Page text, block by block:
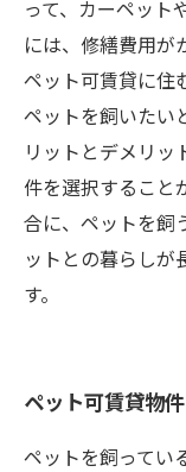
って、カーペット
には、修繕費用が
ペット可賃貸に住
ペットを飼いたい
リットとデメリッ
件を選択すること
合に、ペットを飼
ットとの暮らしが
す。
ペット可賃貸物
ペットを飼ってい